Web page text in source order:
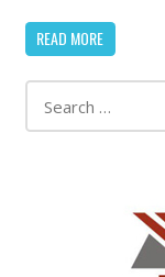
READ MORE